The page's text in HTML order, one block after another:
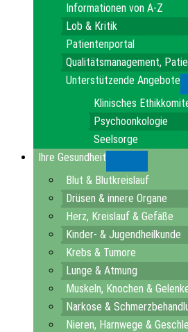
Informationen von A-Z
Lob & Kritik
Patientenportal
Qualitätsmanagement,
Unterstützende Angebote
Klinisches
Psychoonkologie
Seelsorge
Ihre Gesundheit
Blut & Blutkreislauf
Drüsen & innere Organe
Herz, Kreislauf & Gefäße
Kinder- & Jugendheilkunde
Krebs & Tumore
Lunge & Atmung
Muskeln, Knochen &
Narkose &
Nieren, Harnwege &